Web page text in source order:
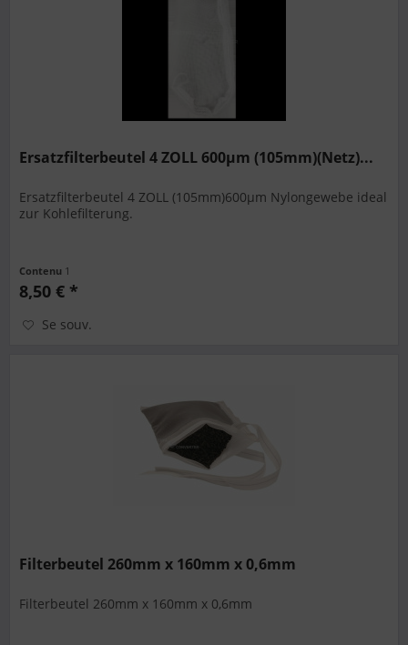
Ersatzfilterbeutel 4 ZOLL 600µm (105mm)(Netz)...
Ersatzfilterbeutel 4 ZOLL (105mm)600µm Nylongewebe ideal
zur Kohlefilterung.
Contenu 1
8,50 € *
Se souv.
Filterbeutel 260mm x 160mm x 0,6mm
Filterbeutel 260mm x 160mm x 0,6mm